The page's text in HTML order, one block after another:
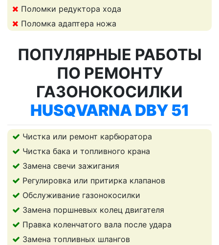
Поломки редуктора хода
Поломка адаптера ножа
ПОПУЛЯРНЫЕ РАБОТЫ
ПО РЕМОНТУ
ГАЗОНОКОСИЛКИ
HUSQVARNA DBY 51
Чистка или ремонт карбюратора
Чистка бака и топливного крана
Замена свечи зажигания
Регулировка или притирка клапанов
Обслуживание газонокосилки
Замена поршневых колец двигателя
Правка коленчатого вала после удара
Замена топливных шлангов